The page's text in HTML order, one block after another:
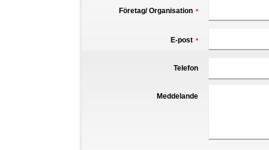
Företag/ Organisation *
E-post *
Telefon
Meddelande